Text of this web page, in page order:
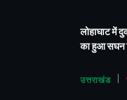
लोहाघाट में
का हुआ सघन
उत्तराखंड